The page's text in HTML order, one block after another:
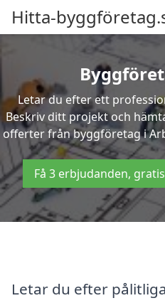
Hitta-
Letar du efter ett
Beskriv ditt projekt och
offerter från byggföretag i
Få 3 erbjudanden,
Letar du efter